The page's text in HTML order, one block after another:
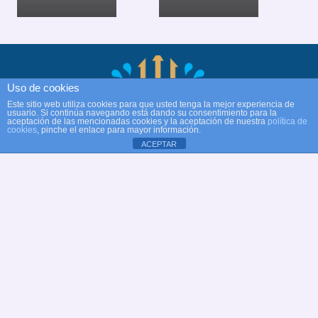
Uso de cookies
Este sitio web utiliza cookies para que usted tenga la mejor experiencia de
usuario. Si continúa navegando está dando su consentimiento para la
aceptación de las mencionadas cookies y la aceptación de nuestra política de
cookies, pinche el enlace para mayor información.
ACEPTAR